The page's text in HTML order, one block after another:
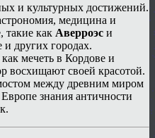
и культурных достижений.
медицина и
такие как Аверроэс и
и других городах.
мечеть в Кордове и
восхищают своей красотой.
между древним миром
знания античности